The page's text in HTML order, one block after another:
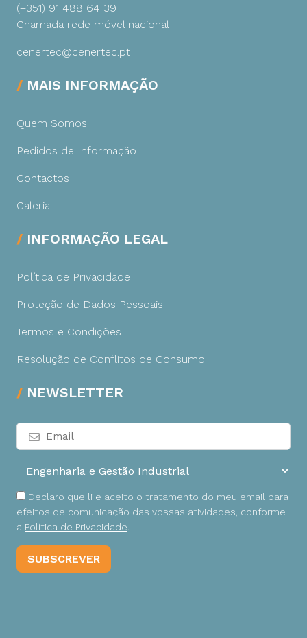
(+351) 91 488 64 39
Chamada rede móvel nacional
cenertec@cenertec.pt
MAIS INFORMAÇÃO
Quem Somos
Pedidos de Informação
Contactos
Galeria
INFORMAÇÃO LEGAL
Política de Privacidade
Proteção de Dados Pessoais
Termos e Condições
Resolução de Conflitos de Consumo
NEWSLETTER
Declaro que li e aceito o tratamento do meu email para
efeitos de comunicação das vossas atividades, conforme
a Política de Privacidade